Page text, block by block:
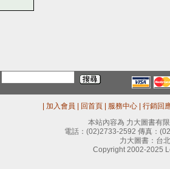
加入會員 回首頁 服務中心
行銷回
本站內容為 力大圖書有
電話： (02)2733-2592 傳真：
力大圖書：台
Copyright 2002-2025